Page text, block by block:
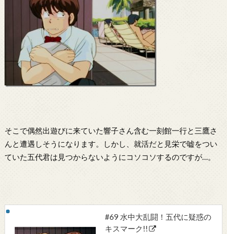
そこで偶然出遊びに来ていた響子さん含む一刻館一行と三鷹さ
んと遭遇しそうになります。しかし、就活だと見栄で嘘をつい
ていた五代君は見つからないようにコソコソするのですが…。
#69 水中大乱闘！五代に疑惑の
キスマーク!!